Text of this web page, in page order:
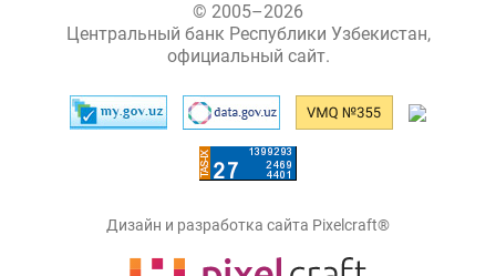
© 2005–2026
Центральный банк Республики Узбекистан,
официальный сайт.
Дизайн и разработка сайта Pixelcraft®